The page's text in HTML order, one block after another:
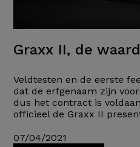
Graxx II, de
Veldtesten en de eerste
dat de erfgenaam zijn
dus het contract is
officieel de Graxx II
07/04/2021